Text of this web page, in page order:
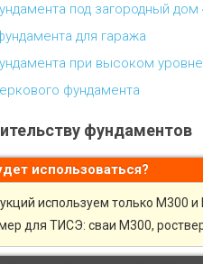
под загородный дом
для гаража
при высоком
фундамента
фундаментов
использоваться?
используем только М300
для ТИСЭ: сваи М300,